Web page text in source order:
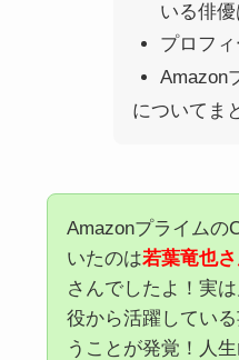
いる俳優
プロフ
Amazon
についてま
Amazonプライムの
いたのは若葉竜也
さんでしたよ！実
役から活躍してい
うことが発覚！人